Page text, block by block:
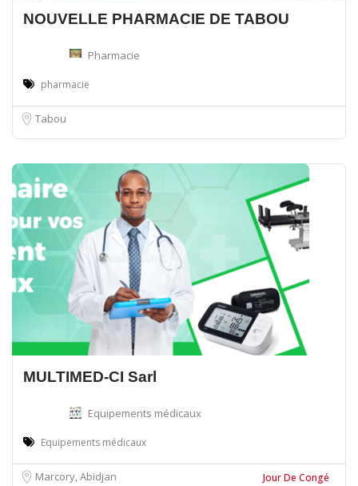
NOUVELLE PHARMACIE DE TABOU
Pharmacie
pharmacie
Tabou
MULTIMED-CI Sarl
Equipements médicaux
Equipements médicaux
Marcory, Abidjan Jour De Congé